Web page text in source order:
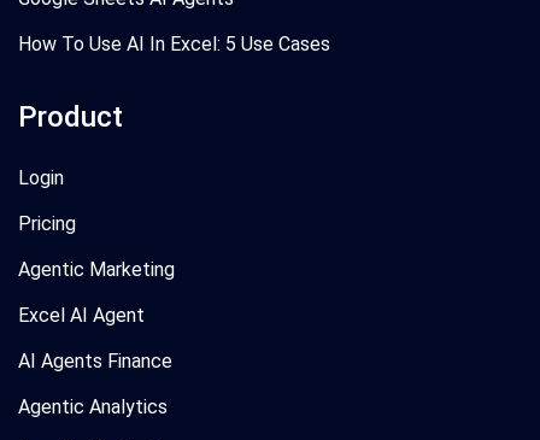
How To Use AI In Excel: 5 Use Cases
Product
Login
Pricing
Agentic Marketing
Excel AI Agent
AI Agents Finance
Agentic Analytics